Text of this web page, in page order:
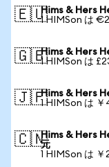
🇪🇺Hims & Hers
1 HIMSon は
🇬🇧Hims & Hers
1 HIMSon は
🇯🇵Hims & Hers
1 HIMSon は
🇨🇳Hims & Hers
元
1 HIMSon は ￥